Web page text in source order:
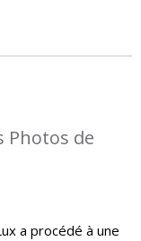
Photos de
a procédé à une